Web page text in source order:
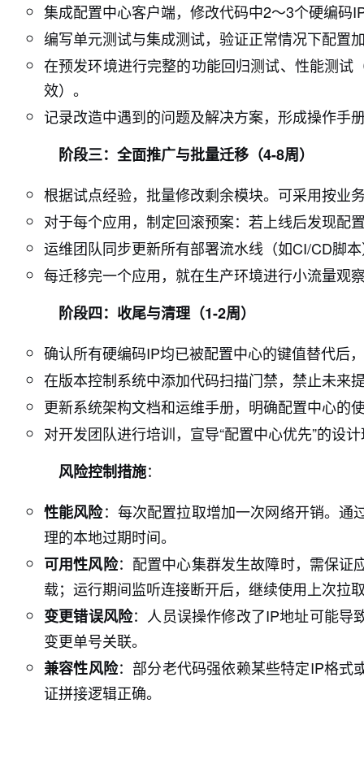
集成配置中心客户端，修改代码中2～3个硬编码
编写单元测试与集成测试，验证正常情况下配置
在预发环境进行完整的功能回归测试、性能测
效）。
记录改造中遇到的问题及解决方案，形成操作手
阶段三：全面推广与批量迁移（4-8周）
根据试点经验，批量修改剩余模块。可采用按业
对于每个应用，制定回滚预案：若上线后发现配
运维团队同步更新所有部署流水线（如CI/CD脚
每迁移完一个应用，就在生产环境进行小流量观
阶段四：收尾与清理（1-2周）
确认所有硬编码IP均已被配置中心的键值替代后
在版本控制系统中添加代码扫描门禁，禁止未来
更新系统架构文档和运维手册，明确配置中心的
对开发团队进行培训，宣导“配置中心优先”的设
风险控制措施：
性能风险：每次配置拉取增加一次网络开销。通
理的本地过期时间。
可用性风险：配置中心集群发生故障时，需保证
载；运行期间监听连接断开后，继续使用上次拉
变更错误风险：人员误操作修改了IP地址可能导
变更单号关联。
兼容性风险：部分老代码强依赖某些特定IP格式
证拼接逻辑正确。